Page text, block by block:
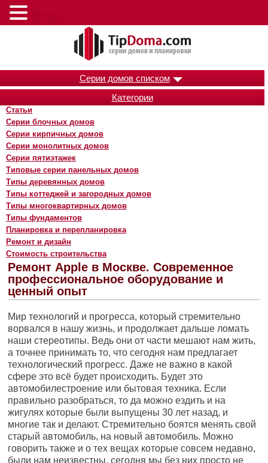
Серии домов списком
Категории
Статьи
Серии блочных домов
Серии кирпичных домов
Серии монолитных домов
Серии пятиэтажек
Типовые серии панельных домов
Типы деревянных домов
Типы коттеджей и загородных домов
Типы многоквартирных домов
Типы фундаментов
Планировка и перепланировка
Ремонт и дизайн
Стоимость строительства
Ремонт Apple в Москве. Современное
профессиональное оборудование и
ценный опыт
Мир технологий и прогресса, который стремительно
ворвался в нашу жизнь, и продолжает дальше ломать
наши стереотипы. Ведь они от части мешают нам жить,
а точнее принимать то, что сегодня нам предлагает
технологический прогресс. Даже не важно в какой
сфере это всё будет происходить. Будет это
автомобилестроение или бытовая техника. Если
правильно разобраться, то да можно ездить и на
жигулях которые были выпущены 30 лет назад, и
многие так и делают. Стремительно боятся менять свой
старый автомобиль, на новый автомобиль. Можно
говорить также и о тех вещах которые совсем недавно,
были нам неизвестны, сегодня мы без них просто не